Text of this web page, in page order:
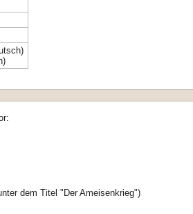
dem Titel "Der Ameisenkrieg")